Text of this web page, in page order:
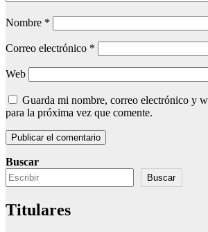
Nombre *
Correo electrónico *
Web
Guarda mi nombre, correo electrónico y
para la próxima vez que comente.
Buscar
Buscar
Titulares